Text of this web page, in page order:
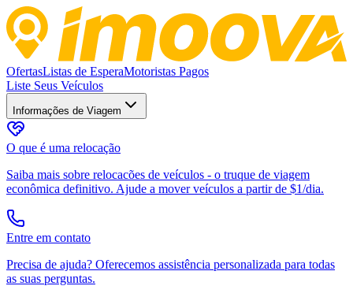
OfertasListas de EsperaMotoristas Pagos
Liste Seus Veículos
Informações de Viagem
O que é uma relocação
Saiba mais sobre relocacões de veículos - o truque de viagem
econômica definitivo. Ajude a mover veículos a partir de $1/dia.
Entre em contato
Precisa de ajuda? Oferecemos assistência personalizada para todas
as suas perguntas.